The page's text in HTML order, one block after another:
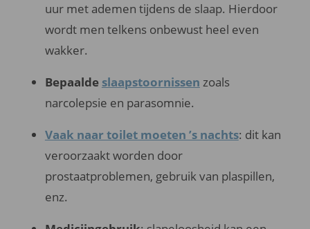
uur met ademen tijdens de slaap. Hierdoor
wordt men telkens onbewust heel even
wakker.
Bepaalde slaapstoornissen zoals
narcolepsie en parasomnie.
Vaak naar toilet moeten ’s nachts: dit kan
veroorzaakt worden door
prostaatproblemen, gebruik van plaspillen,
enz.